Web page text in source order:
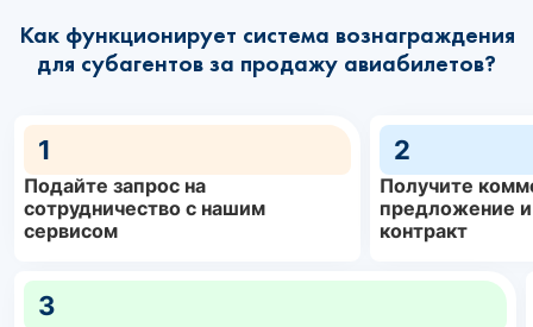
Как функционирует система вознаграждения
для субагентов за продажу авиабилетов?
1
Подайте запрос на
сотрудничество с нашим
сервисом
2
Получите
предложение
контракт
3